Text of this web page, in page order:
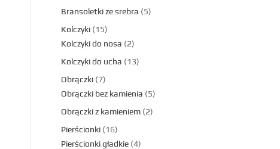
Bransoletki ze srebra
5
Kolczyki 15
Kolczyki do nosa
2
Kolczyki do ucha
13
Obrączki 7
Obrączki bez kamienia
5
Obrączki z kamieniem 2
Pierścionki 16
Pierścionki gładkie 4